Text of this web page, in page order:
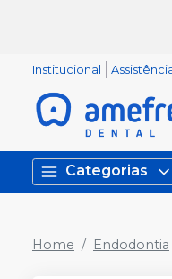
Institucional
Categorias
Home Endodontia